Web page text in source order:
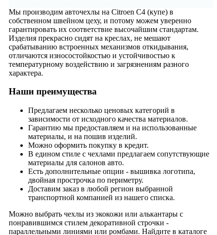
Мы производим авточехлы на Citroen C4 (купе) в
собственном швейном цеху, и потому можем уверенно
гарантировать их соответствие высочайшим стандартам.
Изделия прекрасно сидят на креслах, не мешают
срабатыванию встроенных механизмов откидывания,
отличаются износостойкостью и устойчивостью к
температурному воздействию и загрязнениям разного
характера.
Наши преимущества
Предлагаем несколько ценовых категорий в
зависимости от исходного качества материалов.
Гарантию мы предоставляем и на использованные
материалы, и на пошив изделий.
Можно оформить покупку в кредит.
В едином стиле с чехлами предлагаем сопутствующие
материалы для салонов авто.
Есть дополнительные опции - вышивка логотипа,
двойная прострочка по периметру.
Доставим заказ в любой регион выбранной
транспортной компанией из нашего списка.
Можно выбрать чехлы из экокожи или алькантары с
понравившимся стилем декоративной строчки -
параллельными линиями или ромбами. Найдите в каталоге